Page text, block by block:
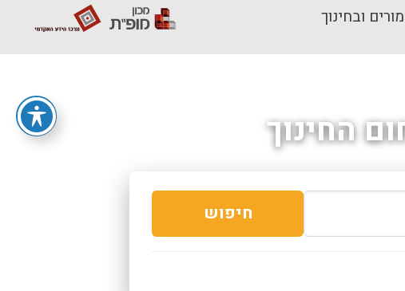
ובחינוך
החינוך
חיפוש